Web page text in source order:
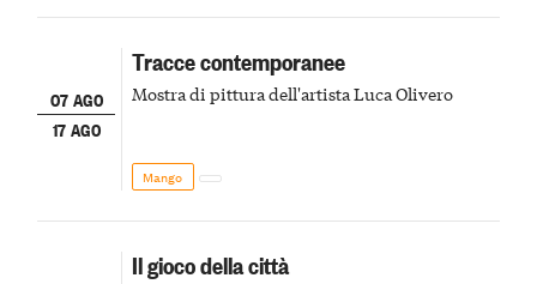
07 AGO
17 AGO
Tracce contemporanee
Mostra di pittura dell'artista Luca Olivero
Mango
Il gioco della città